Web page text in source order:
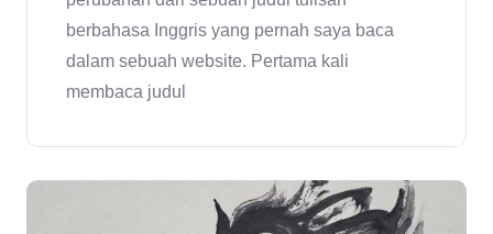
berbahasa Inggris yang pernah saya baca
dalam sebuah website. Pertama kali
membaca judul